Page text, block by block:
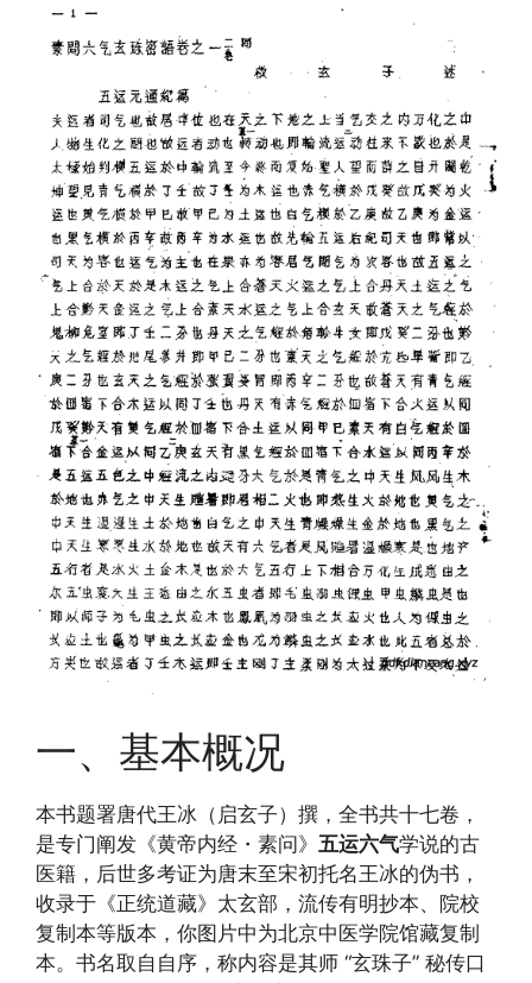
一、基本概况
本书题署唐代王冰（启玄子）撰，全书共十七卷，
是专门阐发《黄帝内经・素问》 五运六气学说的古
医籍，后世多考证为唐末至宋初托名王冰的伪书，
收录于《正统道藏》太玄部，流传有明抄本、院校
复制本等版本，你图片中为北京中医学院馆藏复制
本。书名取自自序，称内容是其师 “玄珠子” 秘传口